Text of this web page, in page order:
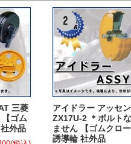
三菱
ゴム
外品
アイドラー アッセ
ZX17U-2 ＊ボルト
ません 【ゴムクロー
誘導輪 社外品